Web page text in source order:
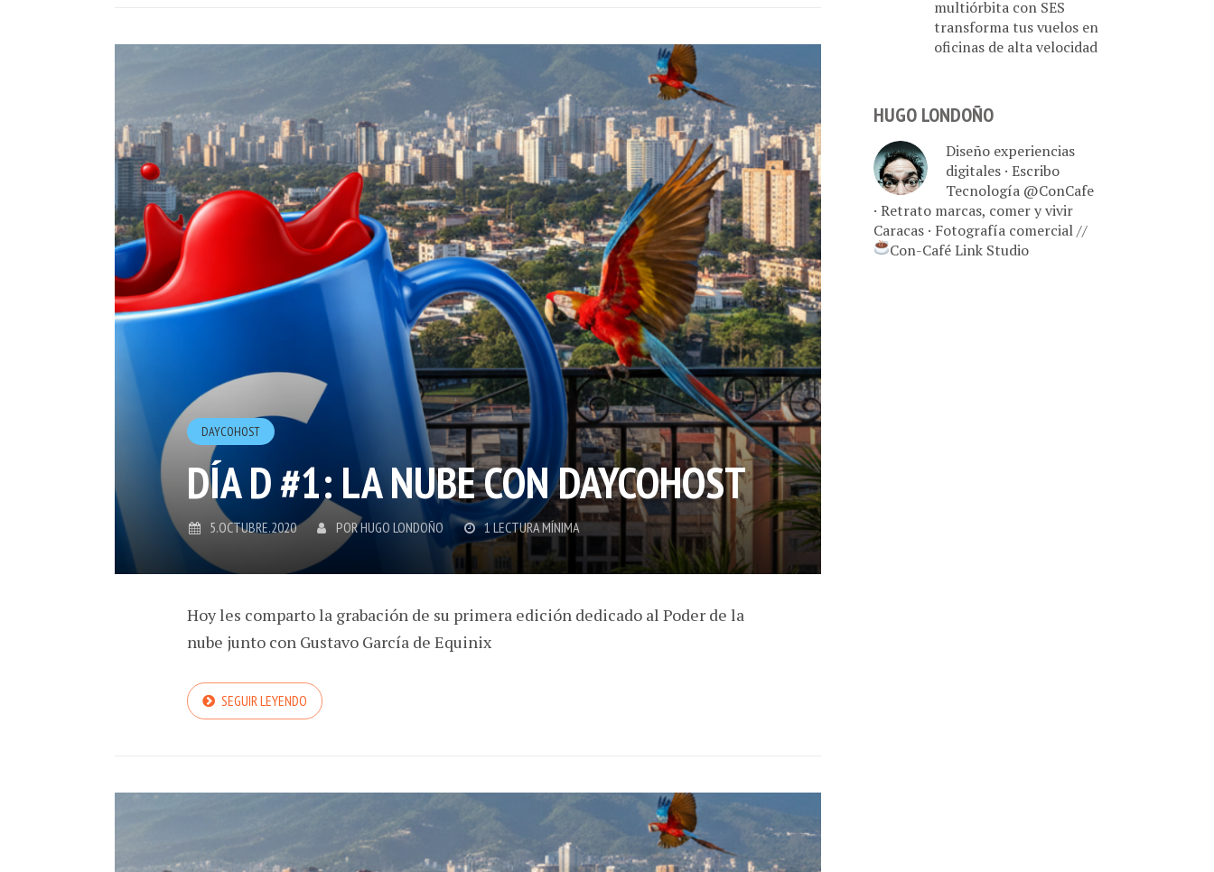
DAYCOHOST
DÍA D #1: LA NUBE CON DAYCOHOST
5.OCTUBRE.2020 PORHUGO LONDOÑO 1 LECTURA MÍNIMA
Hoy les comparto la grabación de su primera edición dedicado al Poder de la
nube junto con Gustavo García de Equinix
SEGUIR LEYENDO
multiórbita con SES
transforma tus vuelos en
oficinas de alta velocidad
HUGO LONDOÑO
Diseño experiencias
digitales · Escribo
Tecnología @ConCafe
· Retrato marcas, comer y vivir
Caracas · Fotografía comercial //
Con-Café Link Studio